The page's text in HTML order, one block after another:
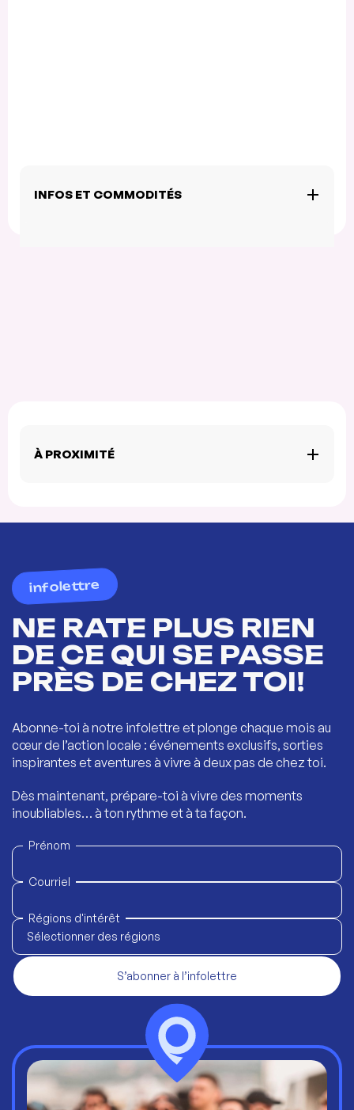
INFOS ET COMMODITÉS
À PROXIMITÉ
infolettre
NE RATE PLUS RIEN
DE CE QUI SE PASSE
PRÈS DE CHEZ TOI!
Abonne-toi à notre infolettre et plonge chaque mois au
cœur de l’action locale : événements exclusifs, sorties
inspirantes et aventures à vivre à deux pas de chez toi.
Dès maintenant, prépare-toi à vivre des moments
inoubliables… à ton rythme et à ta façon.
Prénom
Courriel
Régions d'intérêt
Sélectionner des régions
S’abonner à l’infolettre